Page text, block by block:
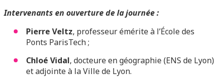
Intervenants en ouverture de la journée :
Pierre Veltz, professeur émérite à l’École des
Ponts ParisTech ;
Chloé Vidal, docteure en géographie (ENS de Lyon)
et adjointe à la Ville de Lyon.